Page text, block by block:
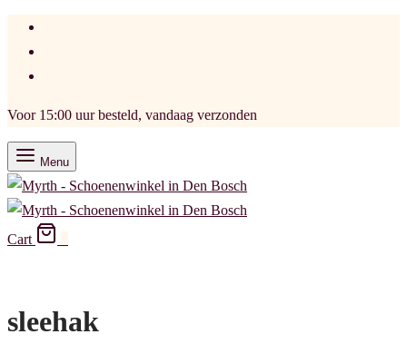
Voor 15:00 uur besteld, vandaag verzonden
Menu
Cart
sleehak